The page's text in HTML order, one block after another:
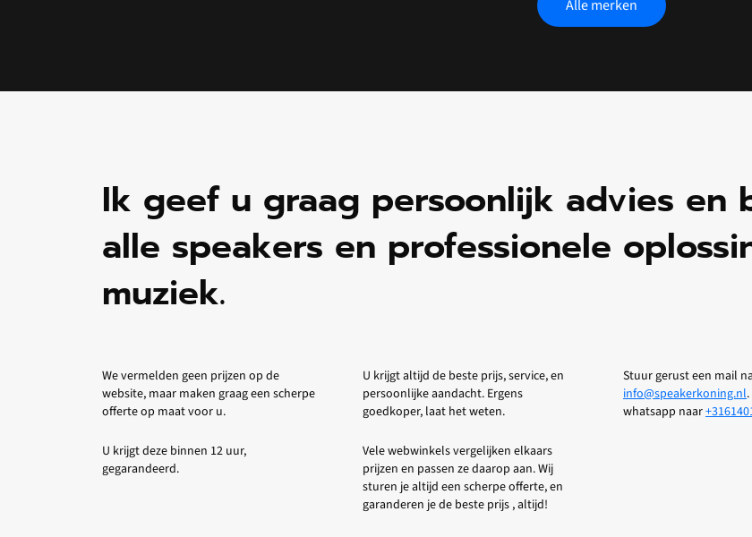
Alle merken
Ik geef u graag persoonlijk advies en
alle speakers en professionele
muziek.
We vermelden geen prijzen op de
website, maar maken graag een scherpe
offerte op maat voor u.
U krijgt deze binnen 12 uur,
gegarandeerd.
U krijgt altijd de beste prijs, service, en
persoonlijke aandacht. Ergens
goedkoper, laat het weten.
Vele webwinkels vergelijken elkaars
prijzen en passen ze daarop aan. Wij
sturen je altijd een scherpe offerte, en
garanderen je de beste prijs , altijd!
Stuur gerust een mail
info@speakerkoning.nl
whatsapp naar